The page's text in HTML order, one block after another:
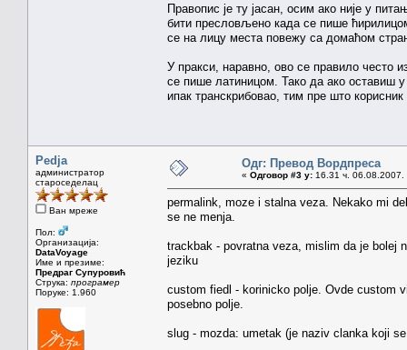
Правопис је ту јасан, осим ако није у
бити пресловљено када се пише
се на лицу места повежу са домаћом
У пракси, наравно, ово се правило често
се пише латиницом. Тако да ако оставиш
ипак транскрибовао, тим пре што
Pedja
администратор
староседелац
Ван мреже
Пол:
Организација:
DataVoyage
Име и презиме:
Предраг Супуровић
Струка: програмер
Поруке: 1.960
Одг: Превод Вордпреса
« Одговор #3 у: 16.31 ч. 06.08.2007.
permalink, moze i stalna veza. Nekako mi
se ne menja.
trackbak - povratna veza, mislim da je bolej
jeziku
custom fiedl - korinicko polje. Ovde custom
posebno polje.
slug - mozda: umetak (je naziv clanka koji